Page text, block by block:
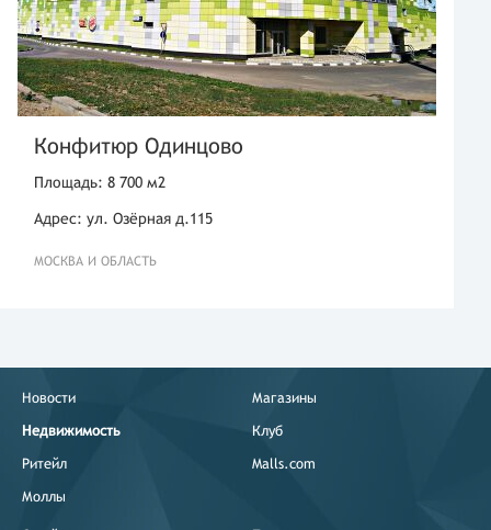
Конфитюр Одинцово
Площадь: 8 700 м2
Адрес: ул. Озёрная д.115
МОСКВА И ОБЛАСТЬ
Новости
Недвижимость
Ритейл
Моллы
Магазины
Клуб
Malls.com